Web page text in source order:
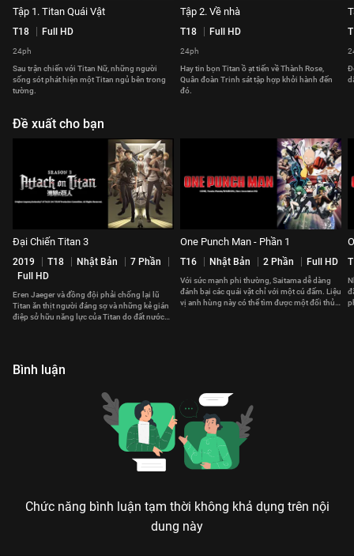
Tập 1. Titan Quái Vật
T18 Full HD
24ph
Sau trận chiến với Titan Nữ, những người
sống sót phát hiện một Titan ngủ bên trong
tường.
Tập 2. Về nhà
T18 Full HD
24ph
Hay tin bọn Titan ồ ạt tiến về Thành Rose,
Quân đoàn Trinh sát tập hợp khởi hành đến
đó.
Đề xuất cho bạn
Đại Chiến Titan 3
2019 T18 Nhật Bản
7 Phần
Full HD
Eren Jaeger và đồng đội phải chống lại lũ
Titan ăn thịt người đáng sợ và những kẻ gián
điệp sở hữu năng lực của Titan do đất nước
One Punch Man - Phần 1
T16 Nhật Bản 2 Phần Full HD
Với sức mạnh phi thường, Saitama dễ dàng
đánh bại các quái vật chỉ với một cú đấm. Liệu
vị anh hùng này có thể tìm được một đối thủ
Bình luận
Chức năng bình luận tạm thời không khả dụng trên nội
dung này